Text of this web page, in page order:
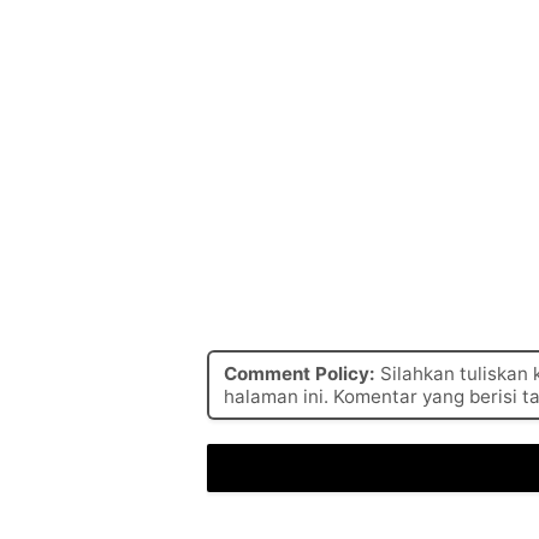
Comment Policy: Silahkan tuliskan
halaman ini. Komentar yang berisi